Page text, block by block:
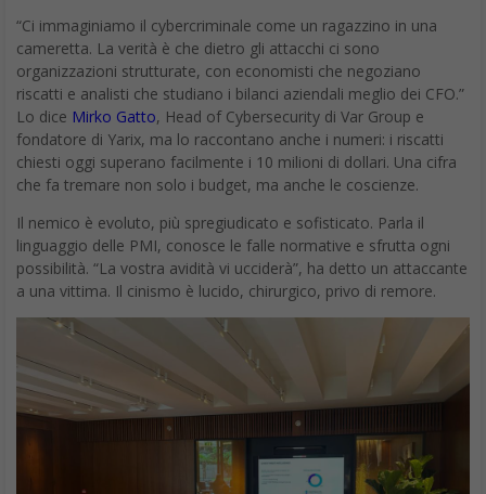
“Ci immaginiamo il cybercriminale come un ragazzino in una
cameretta. La verità è che dietro gli attacchi ci sono
organizzazioni strutturate, con economisti che negoziano
riscatti e analisti che studiano i bilanci aziendali meglio dei CFO.”
Lo dice Mirko Gatto, Head of Cybersecurity di Var Group e
fondatore di Yarix, ma lo raccontano anche i numeri: i riscatti
chiesti oggi superano facilmente i 10 milioni di dollari. Una cifra
che fa tremare non solo i budget, ma anche le coscienze.
Il nemico è evoluto, più spregiudicato e sofisticato. Parla il
linguaggio delle PMI, conosce le falle normative e sfrutta ogni
possibilità. “La vostra avidità vi ucciderà”, ha detto un attaccante
a una vittima. Il cinismo è lucido, chirurgico, privo di remore.